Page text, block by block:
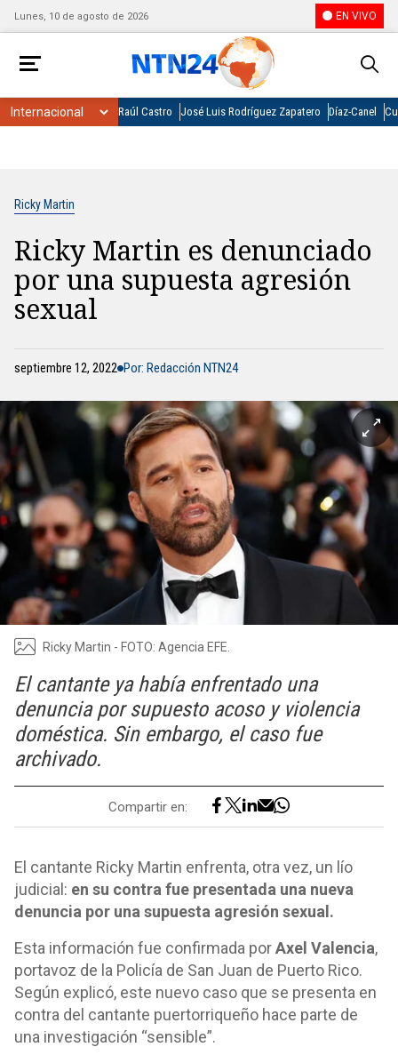
Lunes, 10 de agosto de 2026 EN VIVO
Raúl Castro José Luis Rodríguez Zapatero Díaz-Canel
Ricky Martin
Ricky Martin es denunciado
por una supuesta agresión
sexual
septiembre 12, 2022 Por: Redacción NTN24
Ricky Martin - FOTO: Agencia EFE.
El cantante ya había enfrentado una
denuncia por supuesto acoso y violencia
doméstica. Sin embargo, el caso fue
archivado.
Compartir en:
El cantante Ricky Martin enfrenta, otra vez, un lío
judicial: en su contra fue presentada una nueva
denuncia por una supuesta agresión sexual.
Esta información fue confirmada porAxel Valencia,
portavoz de la Policía de San Juan de Puerto Rico.
Según explicó, este nuevo caso que se presenta en
contra del cantante puertorriqueño hace parte de
una investigación “sensible”.